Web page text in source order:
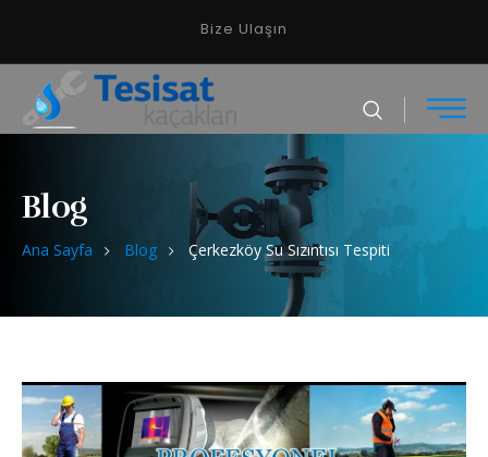
Bize Ulaşın
Blog
Ana Sayfa Blog Çerkezköy Su Sızıntısı Tespiti